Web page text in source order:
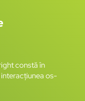
constă în
os-